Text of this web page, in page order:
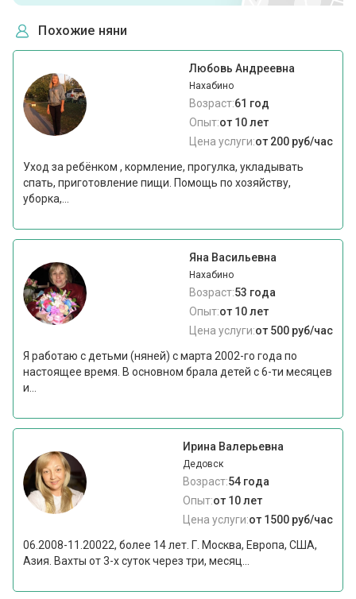
Похожие няни
Любовь Андреевна
Нахабино
Возраст:61 год
Опыт:от 10 лет
Цена услуги:от 200 руб/час
Уход за ребёнком , кормление, прогулка, укладывать
спать, приготовление пищи. Помощь по хозяйству,
уборка,...
Яна Васильевна
Нахабино
Возраст:53 года
Опыт:от 10 лет
Цена услуги:от 500 руб/час
Я работаю с детьми (няней) с марта 2002-го года по
настоящее время. В основном брала детей с 6-ти месяцев
и...
Ирина Валерьевна
Дедовск
Возраст:54 года
Опыт:от 10 лет
Цена услуги:от 1500 руб/час
06.2008-11.20022, более 14 лет. Г. Москва, Европа, США,
Азия. Вахты от 3-х суток через три, месяц...